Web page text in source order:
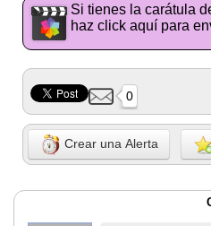
Si tienes la carátula
haz click aquí para
0
Crear una Alerta